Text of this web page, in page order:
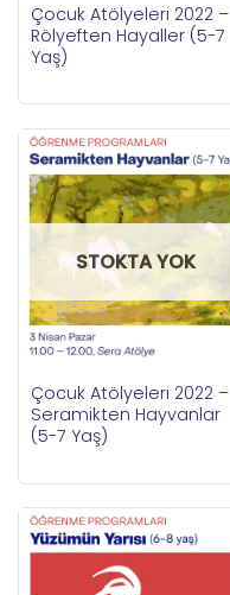
Çocuk Atölyeleri 2022 –
Rölyeften Hayaller (5-7
Yaş)
STOKTA YOK
Çocuk Atölyeleri 2022 –
Seramikten Hayvanlar
(5-7 Yaş)